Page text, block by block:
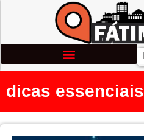
dicas essenciais